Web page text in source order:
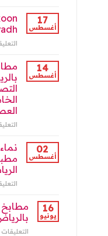
17
أغسطس
14
أغسطس
02
أغسطس
16
يونيو
مطابخ
بالرياض
التعليقات